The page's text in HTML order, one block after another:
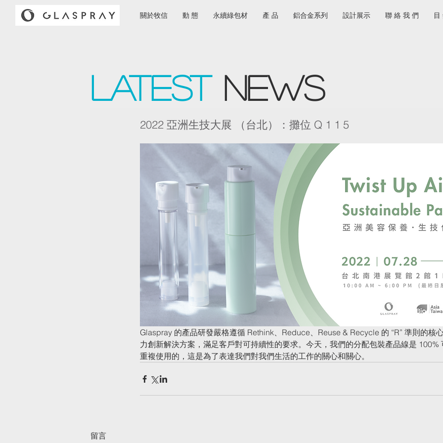
關於牧信 動 態 永續綠包材 產 品 鋁合金系列 設計展示 聯 絡 我 們 目
Latest NEWS
2022 亞洲生技大展 （台北）：攤位 Q 1 1 5
Glaspray 的產品研發嚴格遵循 Rethink、Reduce、Reuse & Recycle 的 “R” 準則的核
力創新解決方案，滿足客戶對可持續性的要求。今天，我們的分配包裝產品線是 100%
重複使用的，這是為了表達我們對我們生活的工作的關心和關心。
留言